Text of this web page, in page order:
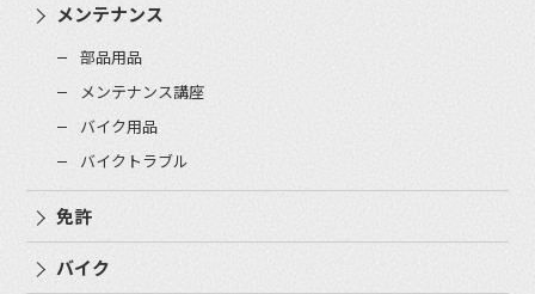
メンテナンス
部品用品
メンテナンス講座
バイク用品
バイクトラブル
免許
バイク